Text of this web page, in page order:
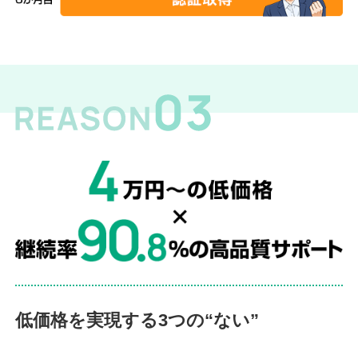
低価格を実現する3つの“ない”